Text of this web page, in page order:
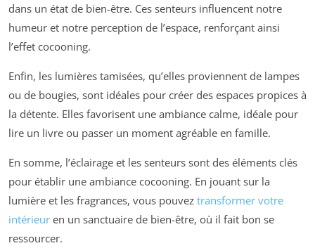
dans un état de bien-être. Ces senteurs influencent notre
humeur et notre perception de l’espace, renforçant ainsi
l’effet cocooning.
Enfin, les lumières tamisées, qu’elles proviennent de lampes
ou de bougies, sont idéales pour créer des espaces propices à
la détente. Elles favorisent une ambiance calme, idéale pour
lire un livre ou passer un moment agréable en famille.
En somme, l’éclairage et les senteurs sont des éléments clés
pour établir une ambiance cocooning. En jouant sur la
lumière et les fragrances, vous pouvez transformer votre
intérieur en un sanctuaire de bien-être, où il fait bon se
ressourcer.